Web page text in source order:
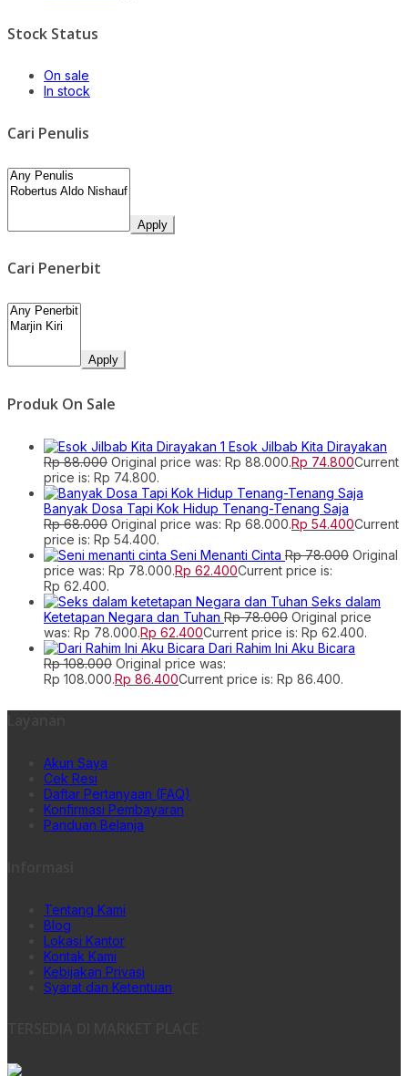
Stock Status
On sale
In stock
Cari Penulis
Apply
Cari Penerbit
Apply
Produk On Sale
Esok Jilbab Kita Dirayakan
Rp88.000 Original price was: Rp 88.000.Rp 74.800Current
price is: Rp 74.800.
Banyak Dosa Tapi Kok Hidup Tenang-Tenang Saja
Rp68.000 Original price was: Rp 68.000.Rp 54.400Current
price is: Rp 54.400.
Seni Menanti Cinta Rp78.000 Original
price was: Rp 78.000.Rp 62.400Current price is:
Rp 62.400.
Seks dalam
Ketetapan Negara dan Tuhan Rp78.000 Original price
was: Rp 78.000.Rp 62.400Current price is: Rp 62.400.
Dari Rahim Ini Aku Bicara
Rp108.000 Original price was:
Rp 108.000.Rp 86.400Current price is: Rp 86.400.
Akun Saya
Cek Resi
Daftar Pertanyaan (FAQ)
Konfirmasi Pembayaran
Panduan Belanja
Tentang Kami
Blog
Lokasi Kantor
Kontak Kami
Kebijakan Privasi
Syarat dan Ketentuan